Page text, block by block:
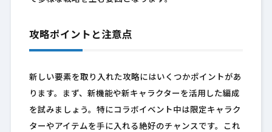
攻略ポイントと注意点
新しい要素を取り入れた攻略にはいくつかポイントがあ
ります。まず、新機能や新キャラクターを活用した編成
を試みましょう。特にコラボイベント中は限定キャラク
ターやアイテムを手に入れる絶好のチャンスです。これ